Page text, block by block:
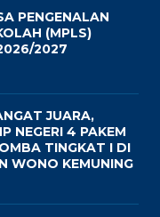
PENGENALAN
(MPLS)
2027
JUARA,
NEGERI 4 PAKEM
TINGKAT I DI
WONO KEMUNING